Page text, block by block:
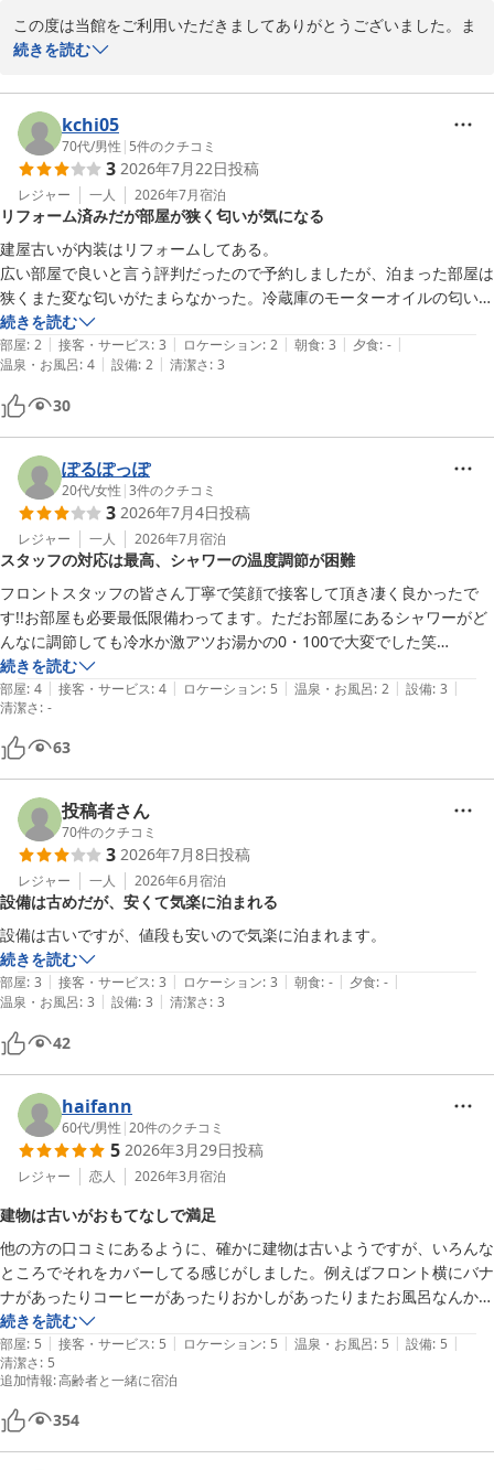
この度は当館をご利用いただきましてありがとうございました。ま
たのお越しをお待ち申し上げます。
ＨＯＴＥＬ　ＨＯＵＳＥＮ　佐原
ＨＯＴＥＬ ＨＯＵＳＥＮ ホテル朋泉＜千葉県＞
2026-06-01
続きを読む
kchi05
70代/男性 | 5件のクチコミ
3 2026年7月22日投稿
レジャー 一人 2026年7月宿泊
リフォーム済みだが部屋が狭く匂いが気になる
建屋古いが内装はリフォームしてある。
広い部屋で良いと言う評判だったので予約しましたが、泊まった部屋は
狭くまた変な匂いがたまらなかった。冷蔵庫のモーターオイルの匂いみ
たいだった。
仮に次回予約時は、広い部屋と注文して泊まります。
大浴場は新しく4〜 5人は入れる。
但し、男女入れ替え制の為、時間制約される。駐車場はホテル一階、柱
が多く注意が必要です。
続きを読む
部屋: 2 | 接客・サービス: 3 | ロケーション: 2 | 朝食: 3 | 夕食: - |
温泉・お風呂: 4 | 設備: 2 | 清潔さ: 3
30
ぽるぽっぽ
20代/女性 |3件のクチコミ
3 2026年7月4日投稿
レジャー 一人 2026年7月宿泊
スタッフの対応は最高、シャワーの温度調節が困難
フロントスタッフの皆さん丁寧で笑顔で接客して頂き凄く良かったで
す!!お部屋も必要最低限備わってます。ただお部屋にあるシャワーがど
んなに調節しても冷水か激アツお湯かの0・100で大変でした笑
自分は時間的に使えませんでしたが、大浴場が別にあるのでそちらを使
われた方がいいかもしれません!
続きを読む
部屋: 4 | 接客・サービス: 4 | ロケーション: 5 | 温泉・お風呂: 2 | 設備: 3 |
清潔さ: -
63
投稿者さん
70件のクチコミ
3 2026年7月8日投稿
レジャー 一人 2026年6月宿泊
設備は古めだが、安くて気楽に泊まれる
設備は古いですが、値段も安いので気楽に泊まれます。
続きを読む
部屋: 3 | 接客・サービス: 3 | ロケーション: 3 | 朝食: - | 夕食: - |
温泉・お風呂: 3 | 設備: 3 | 清潔さ: 3
42
haifann
60代/男性 |20件のクチコミ
5 2026年3月29日投稿
レジャー 恋人 2026年3月宿泊
建物は古いがおもてなしで満足
他の方の口コミにあるように、確かに建物は古いようですが、いろんな
ところでそれをカバーしてる感じがしました。例えばフロント横にバナ
ナがあったりコーヒーがあったりおかしがあったりまたお風呂なんかも
貸切にしていただいたりと非常に満足です。また機会がありましたらお
世話になりたいと思います。どうぞよろしくお願いいたします。😊
続きを読む
部屋: 5 | 接客・サービス: 5 | ロケーション: 5 | 温泉・お風呂: 5 | 設備: 5 |
清潔さ: 5
追加情報:高齢者と一緒に宿泊
354